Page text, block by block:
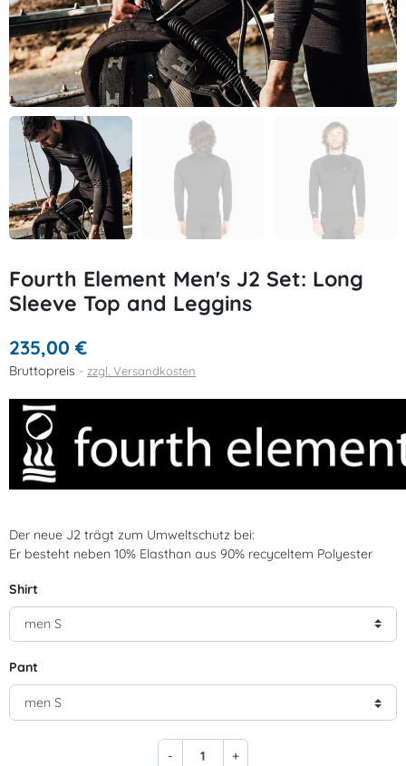
Fourth Element Men's J2 Set: Long
Sleeve Top and Leggins
235,00 €
Bruttopreis zzgl. Versandkosten
Der neue J2 trägt zum Umweltschutz bei:
Er besteht neben 10% Elasthan aus 90% recyceltem Polyester
Shirt
Pant
- +